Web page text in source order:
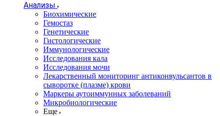
Анализы
Биохимические
Гемостаз
Генетические
Гистологические
Иммунологические
Исследования кала
Исследования мочи
Лекарственный мониторинг антиконвульсантов в
сыворотке (плазме) крови
Маркеры аутоиммунных заболеваний
Микробиологические
Еще